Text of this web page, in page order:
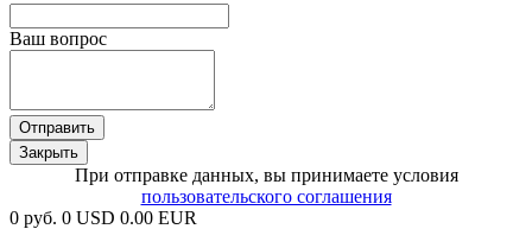
Ваш вопрос
Отправить
Закрыть
При отправке данных, вы принимаете условия
пользовательского соглашения
0 руб. 0 USD 0.00 EUR